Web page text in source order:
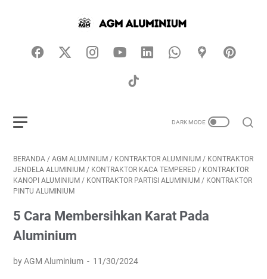
BERANDA / AGM ALUMINIUM / KONTRAKTOR ALUMINIUM / KONTRAKTOR
JENDELA ALUMINIUM / KONTRAKTOR KACA TEMPERED / KONTRAKTOR
KANOPI ALUMINIUM / KONTRAKTOR PARTISI ALUMINIUM / KONTRAKTOR
PINTU ALUMINIUM
5 Cara Membersihkan Karat Pada
Aluminium
by AGM Aluminium 11/30/2024